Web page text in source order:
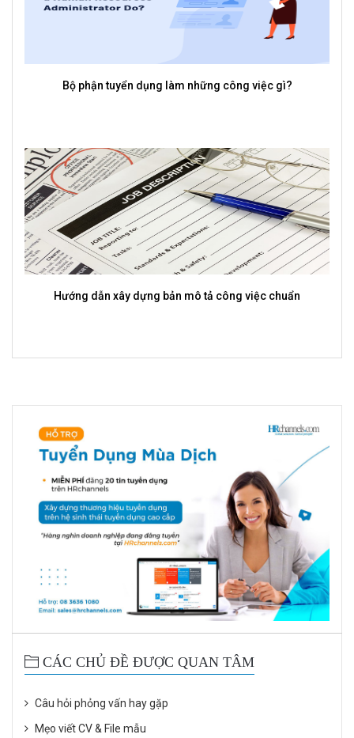
Vì sao phần mềm quản lý tuyển dụng lại là công cụ cần có
CÁC CHỦ ĐỀ ĐƯỢC QUAN TÂM
Câu hỏi phỏng vấn hay gặp
Mẹo viết CV & File mẫu